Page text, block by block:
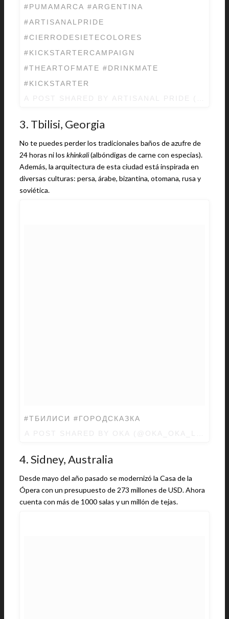
#PUMAMARCA #ARGENTINA
#ARTISANALPRIDE
#CIERRODESIETECOLORES
#KICKSTARTERCAMPAIGN
#THEARTOFMATE #DRINKMATE
#KICKSTARTER
3. Tbilisi, Georgia
No te puedes perder los tradicionales baños de azufre de
24 horas ni los khinkali(albóndigas de carne con especias).
Además, la arquitectura de esta ciudad está inspirada en
diversas culturas: persa, árabe, bizantina, otomana, rusa y
soviética.
#ТБИЛИСИ #ГОРОДСКАЗКА
4. Sidney, Australia
Desde mayo del año pasado se modernizó la Casa de la
Ópera con un presupuesto de 273 millones de USD. Ahora
cuenta con más de 1000 salas y un millón de tejas.